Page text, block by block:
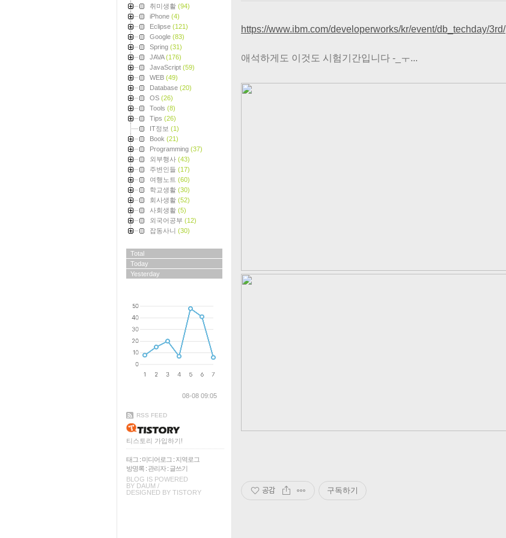
취미생활 (94)
iPhone (4)
Eclipse (121)
Google (83)
Spring (31)
JAVA(176)
JavaScript (59)
WEB (49)
Database (20)
OS (26)
Tools (8)
Tips (26)
IT정보 (1)
Book (21)
Programming (37)
외부행사 (43)
주변인들 (17)
여행노트 (60)
학교생활 (30)
회사생활 (52)
사회생활 (5)
외국어공부 (12)
잡동사니 (30)
Total
Today
Yesterday
08-08 09:05
RSS FEED
티스토리 가입하기!
태그 : 미디어로그 : 지역로그
방명록 : 관리자: 글쓰기
BLOG IS POWERED
BY DAUM /
DESIGNED BY TISTORY
https://www.ibm.com/developerworks/kr/event/db_techday/3rd/
애석하게도 이것도 시험기간입니다 -_ㅜ...
공감 구독하기